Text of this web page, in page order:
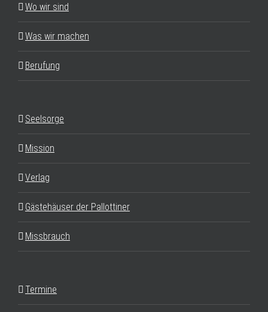
Wo wir sind
Was wir machen
Berufung
Seelsorge
Mission
Verlag
Gästehäuser der Pallottiner
Missbrauch
Termine